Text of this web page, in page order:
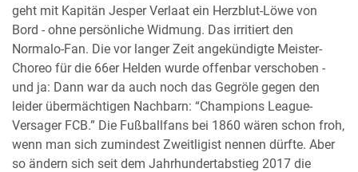
geht mit Kapitän Jesper Verlaat ein Herzblut-Löwe von
Bord - ohne persönliche Widmung. Das irritiert den
Normalo-Fan. Die vor langer Zeit angekündigte Meister-
Choreo für die 66er Helden wurde offenbar verschoben -
und ja: Dann war da auch noch das Gegröle gegen den
leider übermächtigen Nachbarn: “Champions League-
Versager FCB.” Die Fußballfans bei 1860 wären schon froh,
wenn man sich zumindest Zweitligist nennen dürfte. Aber
so ändern sich seit dem Jahrhundertabstieg 2017 die